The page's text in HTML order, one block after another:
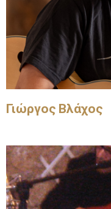
Γιώργος Βλάχος